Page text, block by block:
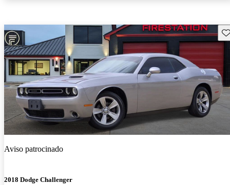
Aviso patrocinado
2018 Dodge Challenger